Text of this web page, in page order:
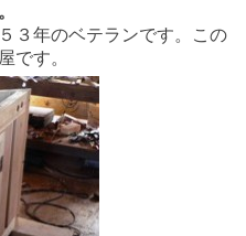
３年のベテランです。この
です。